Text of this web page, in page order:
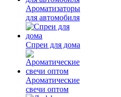
Ароматизаторы
для автомобиля
Спреи для дома
Ароматические
свечи оптом